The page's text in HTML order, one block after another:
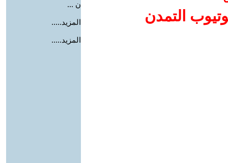
التمدن
ن ...
المزيد.....
المزيد.....